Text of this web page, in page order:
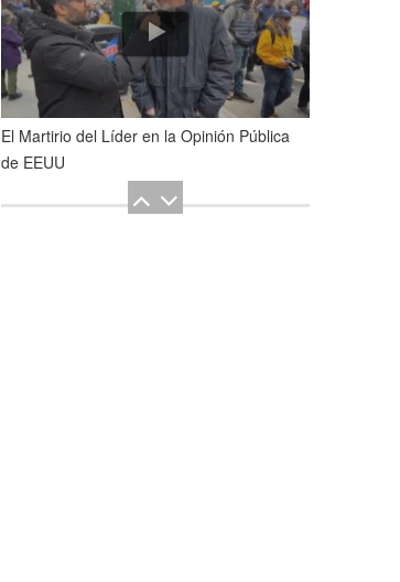
El Martirio del Líder en la Opinión Pública
de EEUU